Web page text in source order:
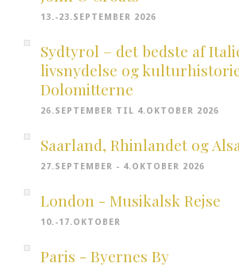
13.-23.SEPTEMBER 2026
Sydtyrol – det bedste af
livsnydelse og
Dolomitterne
26.SEPTEMBER TIL 4.OKTOBER 2026
Saarland, Rhinlandet og
27.SEPTEMBER - 4.OKTOBER 2026
London - Musikalsk Rejse
10.-17.OKTOBER
Paris - Byernes By